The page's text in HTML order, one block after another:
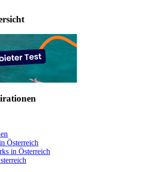
Österreich
in Österreich